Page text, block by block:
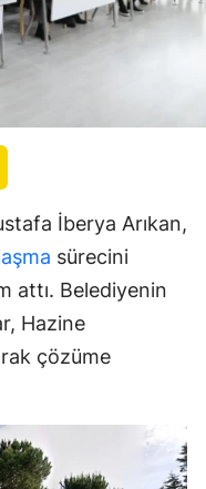
İberya Arıkan,
sürecini
attı. Belediyenin
Hazine
çözüme